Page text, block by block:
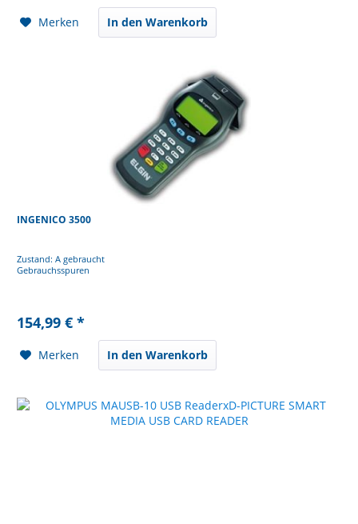
Merken In den Warenkorb
INGENICO 3500
Zustand: A gebraucht
Gebrauchsspuren
154,99 € *
Merken In den Warenkorb